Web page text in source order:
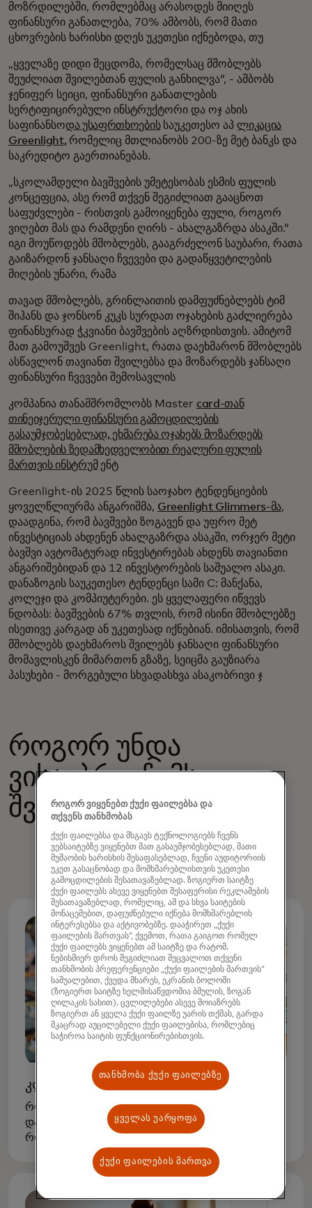
მოზრდილებში, რომლებმაც არასოდეს მიიღეს
ფინანსური განათლება, 70% ამბობს, რომ მათი
ცხოვრების ხარისხი დღეს უკეთესი იქნებოდა, თუ
„ყველაზე დიდი შეცდომა, რომელსაც მშობლებს
შეუძლიათ შვილებთან ფულის განხილვა“, - ამბობს
ჯენიფერ სეიცი, ფინანსური განათლების
სერტიფიცირებული ინსტრუქტორი და ოჯ ახის
საფინანსოდა უსაფრთხოებისსაუკეთესო აპ ლიკაცია
Greenlight, რომელიც მთლიანობს 200-ზე მეტ ბანკს და
საკრედიტო გაერთიანებას.
„სკოლამდელი ბავშვების უმეტესობას ესმის ფულის
კონცეფცია, ასე რომ თქვენ შეგიძლიათ გააცნოთ
საფუძვლები - რისთვის გამოიყენება ფული, როგორ
ვიღებთ მას და რამდენი ღირს - ახალგაზრდა ასაკში.“
იგი მოუწოდებს მშობლებს, გააგრძელონ საუბარი, რათა
გაიზარდონ ჯანსაღი ჩვევები და გადაწყვეტილების
მიღების უნარი, რამა
თავად მშობლებს, გრინლაითის დამფუძნებლებს ტიმ
შიჰანს და ჯონსონ კუკს სურდათ ოჯახების გაძლიერება
ფინანსურად ჭკვიანი ბავშვების აღზრდისთვის. ამიტომ
მათ გამოუშვეს Greenlight, რათა დაეხმარონ მშობლებს
ასწავლონ თავიანთ შვილებსა და მოზარდებს ჯანსაღი
ფინანსური ჩვევები შემოსავლის
კომპანია თანამშრომლობს Master card-თან
თინეიჯერული ფინანსური გამოცდილების
გასაუმჯობესებლად, ეხმარება ოჯახებს მოზარდებს
მშობლების ზედამხედველობით რეალური ფულის
მართვის ინსტრუმენტ
Greenlight-ის 2025 წლის საოჯახო ტენდენციების
ყოველწლიურმა ანგარიშმა, Greenlight Glimmers-მა,
დაადგინა, რომ ბავშვები ზოგავენ და უფრო მეტ
ინვესტიციას ახდენენ ახალგაზრდა ასაკში, ორჯერ მეტი
ბავშვი ავტომატურად ინვესტირებას ახდენს თავიანთი
ანგარიშებიდან და 12 ინვესტორების საშუალო ასაკი.
დანაზოგის საუკეთესო ტენდენცი სამი C: მანქანა,
კოლეჯი და კომპიუტერები. ეს ყველაფერი იწვევს
ნდობას: ბავშვების 67% თვლის, რომ ისინი მშობლებზე
ისეთივე კარგად ან უკეთესად იქნებიან. იმისათვის, რომ
მშობლებს დაეხმაროს შვილებს ჯანსაღი ფინანსური
მომავლისკენ მიმართონ გზაზე, სეიცმა გაუზიარა
პასუხები - მორგებული სხვადასხვა ასაკობრივი ჯ
როგორ უნდა
ვისაუბრო ჩემს
შვილებს იმაზე...
კლასის სკოლა
როგორც კი თქვენი შვილები დათვლიან,
დაიწყეთ საუბარი ძირითად ფინანსურ ცნებებზე -
რომ საქონელი ფული ღირს და ფული არ არის
შეუზღუდავი. ახალი სათამაშოების მოთხოვნა
არის შანსი ისწავლოთ სურვილებისა და
საჭიროებების დაბალანსება.
როგორ ვიყენებთ ქუქი ფაილებსა და
თქვენს თანხმობას
ქუქი ფაილებსა და მსგავს ტექნოლოგიებს ჩვენს
ვებსაიტებზე ვიყენებთ მათ გასაუმჯობესებლად, მათი
მუშაობის ხარისხის შესაფასებლად, ჩვენი აუდიტორიის
უკეთ გასაცნობად და მომხმარებლისთვის უკეთესი
გამოცდილების შესათავაზებლად. ზოგიერთ საიტზე
ქუქი ფაილებს ასევე ვიყენებთ შესაფერისი რეკლამების
შესათავაზებლად, რომელიც, ამ და სხვა საიტების
მონაცემებით, დაფუძნებული იქნება მომხმარებლის
ინტერესებსა და აქტივობებზე. დააჭირეთ „ქუქი
ფაილების მართვას“, ქვემოთ, რათა გაიგოთ რომელ
ქუქი ფაილებს ვიყენებთ ამ საიტზე და რატომ.
ნებისმიერ დროს შეგიძლიათ შეცვალოთ თქვენი
თანხმობის პრეფერენციები „ქუქი ფაილების მართვის“
საშუალებით, ქვედა მხარეს, ეკრანის ბოლოში
(ზოგიერთ საიტზე ხელმისაწვდომია ბმულის, ზოგან
ღილაკის სახით). ცვლილებები ასევე მოიაზრებს
ზოგიერთ ან ყველა ქუქი ფაილზე უარის თქმას, გარდა
მკაცრად აუცილებელი ქუქი ფაილებისა, რომლებიც
საჭიროა საიტის ფუნქციონირებისთვის.
თანხმობა ქუქი ფაილებზე
ყველას უარყოფა
ქუქი ფაილების მართვა